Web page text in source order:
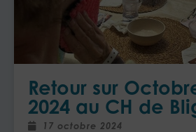
Retour sur
2024 au CH de
17 octobre 2024